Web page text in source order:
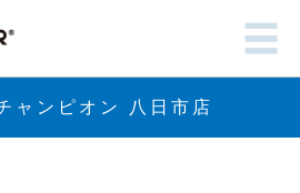
ャンピオン 八日市店